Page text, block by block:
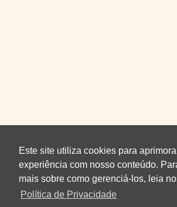
Este site utiliza cookies para
experiência com nosso conteúdo.
mais sobre como gerenciá-los, leia
Política de Privacidade